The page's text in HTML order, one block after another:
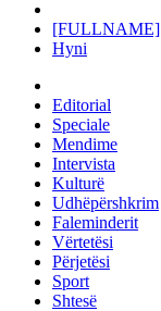
[FULLNAME]
Hyni
Editorial
Speciale
Mendime
Intervista
Kulturë
Udhëpërshkrim
Faleminderit
Vërtetësi
Përjetësi
Sport
Shtesë